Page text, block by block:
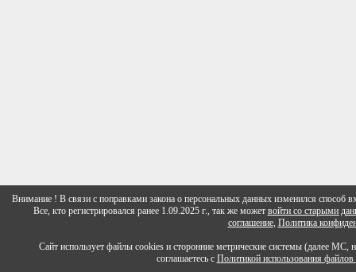
Внимание ! В связи с поправками закона о персональных данных изменился способ
Все, кто регистрировался ранее 1.09.2025 г., так же может войти со старыми
соглашение, Политика
Сайт использует файлы cookies и сторонние метрические системы (далее
соглашаетесь с Политикой использования файлов